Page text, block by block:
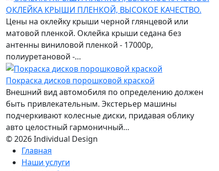
ОКЛЕЙКА КРЫШИ ПЛЕНКОЙ, ВЫСОКОЕ КАЧЕСТВО.
Цены на оклейку крыши черной глянцевой или
матовой пленкой. Оклейка крыши седана без
антенны виниловой пленкой - 17000р,
полиуретановой -…
Покраска дисков порошковой краской
Внешний вид автомобиля по определению должен
быть привлекательным. Экстерьер машины
подчеркивают колесные диски, придавая облику
авто целостный гармоничный…
© 2026 Individual Design
Главная
Наши услуги